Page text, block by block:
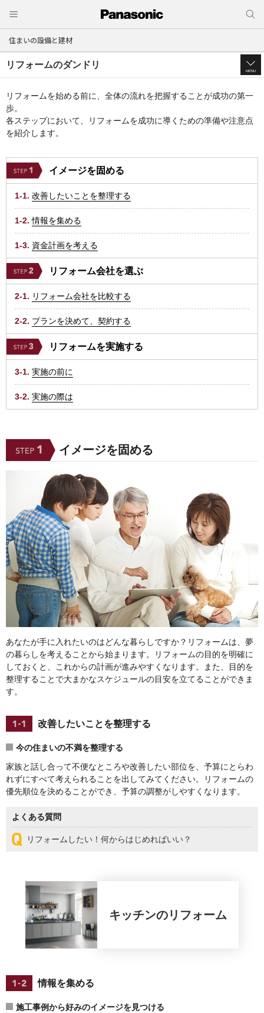
住まいの設備と建材
リフォームのダンドリ
MENU
リフォームを始める前に、全体の流れを把握することが成功の第一
歩。
各ステップにおいて、リフォームを成功に導くための準備や注意点
を紹介します。
イメージを固める
1-1. 改善したいことを整理する
1-2. 情報を集める
1-3. 資金計画を考える
リフォーム会社を選ぶ
2-1. リフォーム会社を比較する
2-2. プランを決めて、契約する
リフォームを実施する
3-1. 実施の前に
3-2. 実施の際は
イメージを固める
あなたが手に入れたいのはどんな暮らしですか？リフォームは、夢
の暮らしを考えることから始まります。リフォームの目的を明確に
しておくと、これからの計画が進みやすくなります。また、目的を
整理することで大まかなスケジュールの目安を立てることができま
す。
改善したいことを整理する
今の住まいの不満を整理する
家族と話し合って不便なところや改善したい部位を、予算にとらわ
れずにすべて考えられることを出してみてください。リフォームの
優先順位を決めることができ、予算の調整がしやすくなります。
よくある質問
リフォームしたい！何からはじめればいい？
キッチンのリフォーム
情報を集める
施工事例から好みのイメージを見つける